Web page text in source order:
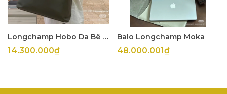
Longchamp Hobo Da Bê Olive
14.300.000₫
Balo Longchamp Moka
48.000.001₫